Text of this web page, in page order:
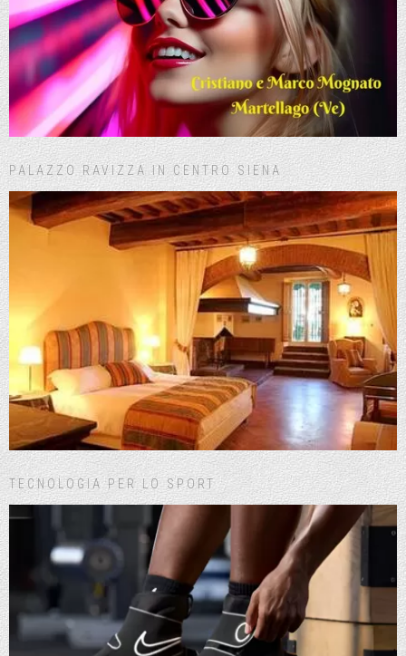
PALAZZO RAVIZZA IN CENTRO SIENA
TECNOLOGIA PER LO SPORT